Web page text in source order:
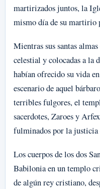
martirizados juntos, la
mismo día de su martirio
Mientras sus santas
celestial y colocadas a la
habían ofrecido su vida
escenario de aquel
terribles fulgores, el
sacerdotes, Zaroes y
fulminados por la
Los cuerpos de los dos
Babilonia en un templo
de algún rey cristiano,